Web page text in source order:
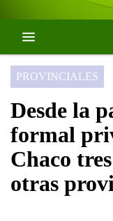
PROVINCIALES
Desde la
formal
Chaco
otras